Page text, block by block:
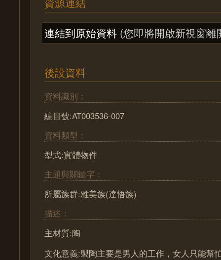
連結到原始資料 (您即將開啟新視窗離
後設資料
資料識別：
編目號:AT003536-007
資料類型：
型式:實體物件
主題與關鍵字：
所屬族群:雅美族(達悟族)
描述：
主材質:陶
文化意義:製陶主要是男人的工作，女人只能幫